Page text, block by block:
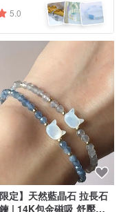
5.0
限定】天然藍晶石 拉長石
| 14K包金磁吸 舒壓靈